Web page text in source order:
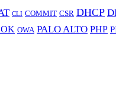
CLI COMMIT CSR DHCP
OWA PALO ALTO PHP